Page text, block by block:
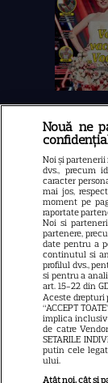
Nouă ne
Noi și
dvs., precum
caracter
mai jos,
moment pe
raportate
Noi si
partenere,
date pentru a
continutul si
profilul dvs.,
si pentru a
art. 15-22 din
Aceste
“ACCEPT
implica inclusiv
de catre
SETARILE
putin cele
ului.
Atât noi, cât și